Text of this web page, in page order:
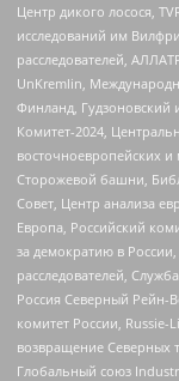
Центр дикого лосося,
исследований им
расследователей,
UnKremlin,
Финланд, Гудзоновский
Комитет-2024,
восточноевропейских
Сторожевой башни,
Совет, Центр анализа
Европа, Российский
за демократию в
расследователей,
Россия Северный Рейн-
комитет России, Russie-
возвращение Северных
Глобальный союз